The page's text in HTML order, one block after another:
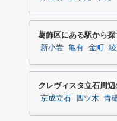
葛飾区にある駅から探
新小岩 亀有 金町
クレヴィスタ立石周
京成立石 四ツ木 青